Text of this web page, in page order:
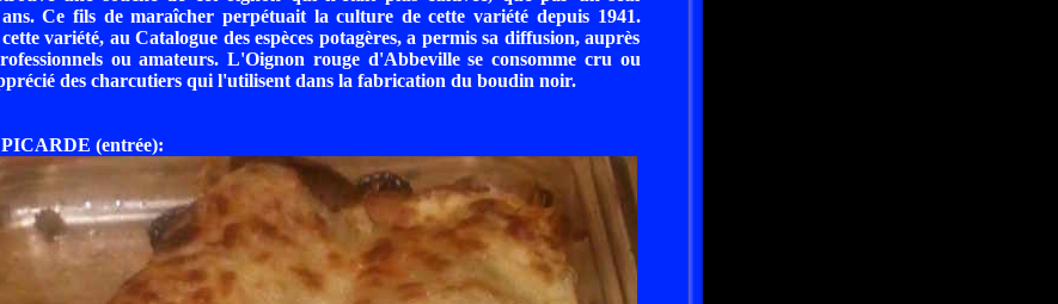
Ce fils de maraîcher perpétuait la culture de cette variété depuis 1941.
variété, au Catalogue des espèces potagères, a permis sa diffusion, auprès
ou amateurs. L'Oignon rouge d'Abbeville se consomme cru ou
des charcutiers qui l'utilisent dans la fabrication du boudin noir.
(entrée):